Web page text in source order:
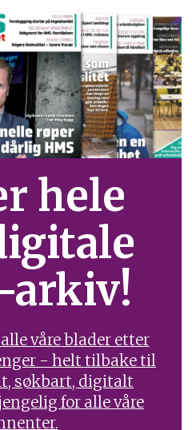
hele
arkiv!
våre blader etter
- helt tilbake til
søkbart, digitalt
for alle våre